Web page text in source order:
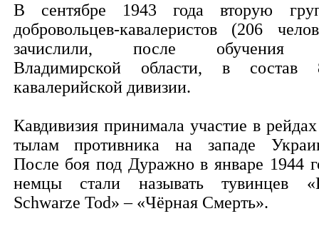
В сентябре 1943 года вторую
добровольцев-кавалеристов (206
зачислили, после обучения
Владимирской области, в состав
кавалерийской дивизии.
Кавдивизия принимала участие в
тылам противника на западе
После боя под Дуражно в январе 1944
немцы стали называть тувинцев
Schwarze Tod» – «Чёрная Смерть».